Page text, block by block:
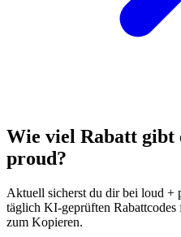
Wie viel Rabatt gibt
proud?
Aktuell sicherst du dir bei loud +
täglich KI-geprüften
zum Kopieren.